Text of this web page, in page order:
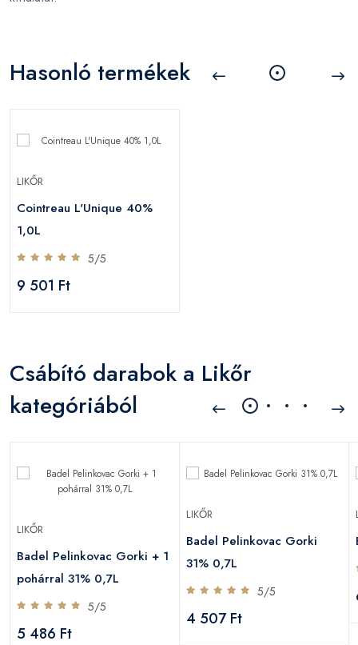
Hasonló termékek
LIKŐR
Cointreau L'Unique 40%
1,0L
5/5
9 501 Ft
Csábító darabok a Likőr
kategóriából
LIKŐR
Badel Pelinkovac Gorki + 1
pohárral 31% 0,7L
5/5
5 486 Ft
LIKŐR
Badel Pelinkovac Gorki
31% 0,7L
5/5
4 507 Ft